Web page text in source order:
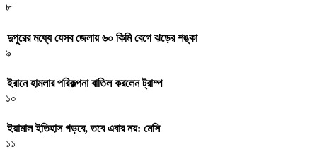
৮
দুপুরের মধ্যে যেসব জেলায় ৬০ কিমি বেগে ঝড়ের শঙ্কা
৯
ইরানে হামলার পরিকল্পনা বাতিল করলেন ট্রাম্প
১০
ইয়ামাল ইতিহাস গড়বে, তবে এবার নয়: মেসি
১১